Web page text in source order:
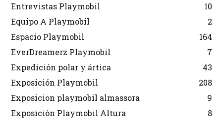
Entrevistas Playmobil
10
Equipo A Playmobil
2
Espacio Playmobil
164
EverDreamerz Playmobil
7
Expedición polar y ártica
43
Exposición Playmobil
208
Exposicion playmobil almassora
9
Exposición Playmobil Altura
8